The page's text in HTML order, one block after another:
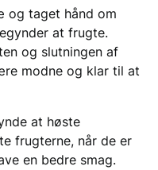
og taget hånd om
at frugte.
og slutningen af
modne og klar til at
at høste
frugterne, når de er
en bedre smag.